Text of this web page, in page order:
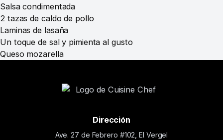
Salsa condimentada
2 tazas de caldo de pollo
Laminas de lasaña
Un toque de sal y pimienta al gusto
Queso mozarella
Dirección
Ave. 27 de Febrero #102, El Vergel